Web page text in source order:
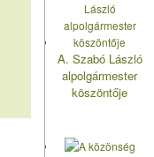
A. Szabó László
alpolgármester
köszöntője